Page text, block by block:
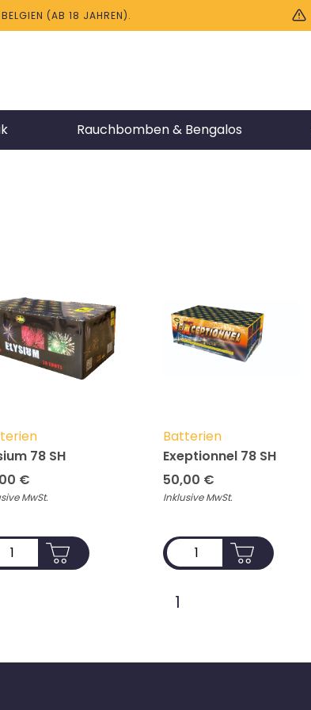
(AB 18 JAHREN).
Rauchbomben & Bengalos
78 SH
€
MwSt.
Batterien
Exeptionnel 78 SH
50,00 €
Inklusive MwSt.
1